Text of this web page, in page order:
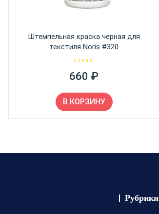
Штемпельная краска черная для
текстиля Noris #320
ц
е
к
а
0
и
660 ₽
В КОРЗИНУ
Рубрики